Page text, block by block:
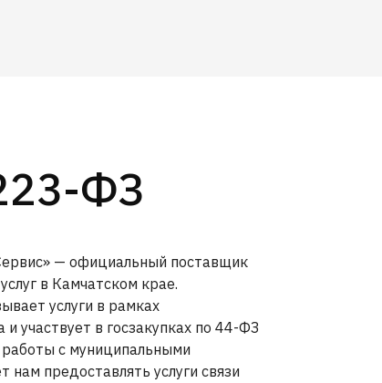
ФЗ
— официальный поставщик
в Камчатском крае.
услуги в рамках
и участвует в госзакупках по 44-ФЗ
с муниципальными
нам предоставлять услуги связи